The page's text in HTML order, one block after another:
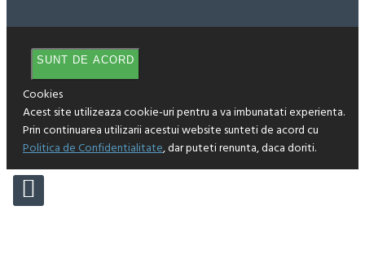
SUNT DE ACORD
Cookies
Acest site utilizeaza cookie-uri pentru a va imbunatati experienta.
Prin continuarea utilizarii acestui website sunteti de acord cu
Politica de Confidentialitate, dar puteti renunta, daca doriti.